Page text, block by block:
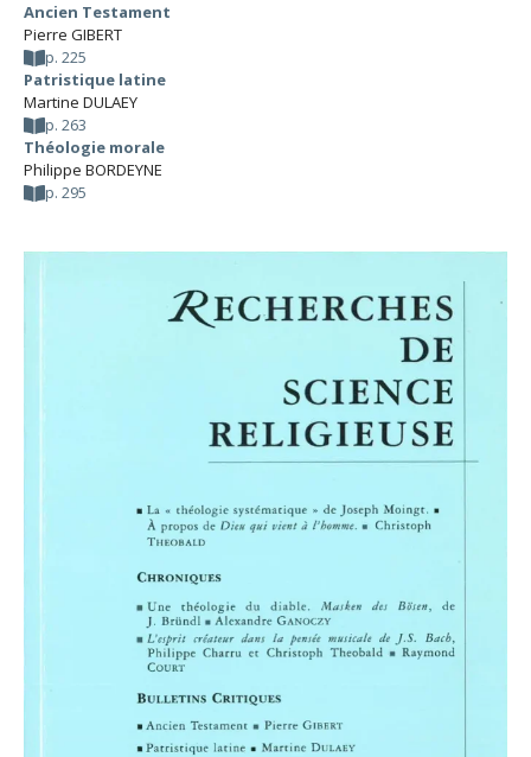
Ancien Testament
Pierre GIBERT
p. 225
Patristique latine
Martine DULAEY
p. 263
Théologie morale
Philippe BORDEYNE
p. 295